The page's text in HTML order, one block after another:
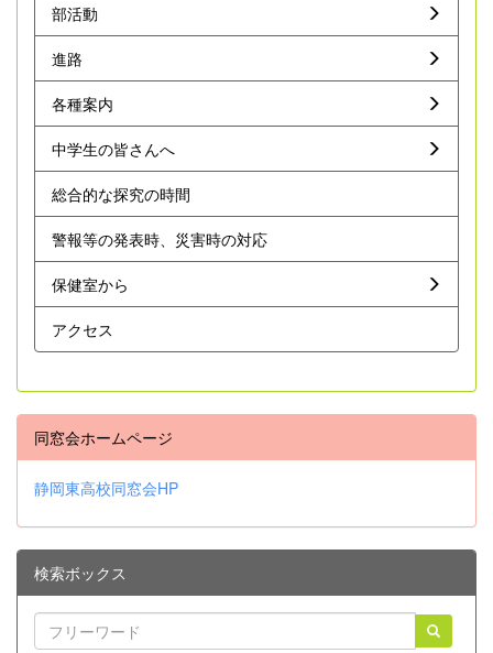
部活動
進路
各種案内
中学生の皆さんへ
総合的な探究の時間
警報等の発表時、災害時の対応
保健室から
アクセス
同窓会ホームページ
静岡東高校同窓会HP
検索ボックス